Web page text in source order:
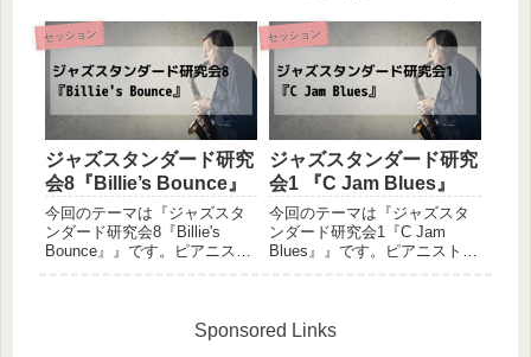
が、あれこれ試しながら音を
出してみるというの軽い感じ
のセッション体験記です。感
じた事や気づきを共有さ...
セッション初心者同士の二人
が、あれこれ試しながら音を
出してみるというの軽い感じ
のセッション体験記です。感
セッション
ジャズスタンダード研究
会8『Billie’s Bounce』
今回のテーマは『ジャズスタ
ンダード研究会8『Billie's
Bounce』』です。ピアニスト
を出してみるというの軽い感
じのセッション体験記です。
セッション
ジャズスタンダード研究
会1 『C Jam Blues』
今回のテーマは『ジャズスタ
ンダード研究会1『C Jam
Blues』』です。ピアニストの
出してみるという軽い感じの
Sponsored Links